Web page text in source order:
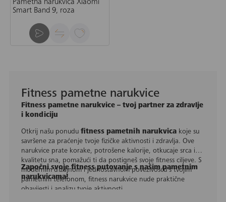
Pametna narukvica Xiaomi
Smart Band 9, roza
Fitness pametne narukvice
Fitness pametne narukvice – tvoj partner za zdravlje
i kondiciju
Otkrij našu ponudu fitness pametnih narukvica koje su
savršene za praćenje tvoje fizičke aktivnosti i zdravlja. Ove
narukvice prate korake, potrošene kalorije, otkucaje srca i
kvalitetu sna, pomažući ti da postigneš svoje fitness ciljeve. S
modernim dizajnom i jednostavnom povezivošću s tvojim
pametnim telefonom, fitness narukvice nude praktične
obavijesti i analizu tvoje aktivnosti.
Započni svoje fitness putovanje s našim pametnim
narukvicama!